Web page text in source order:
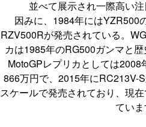
並べて展示され一際高い注
因みに、1984年にはYZR500
RZV500Rが発売されている。
カは1985年のRG500ガンマと歴
MotoGPレプリカとしては
866万円で、2015年にRC213V-
スケールで発売されており、現
てい